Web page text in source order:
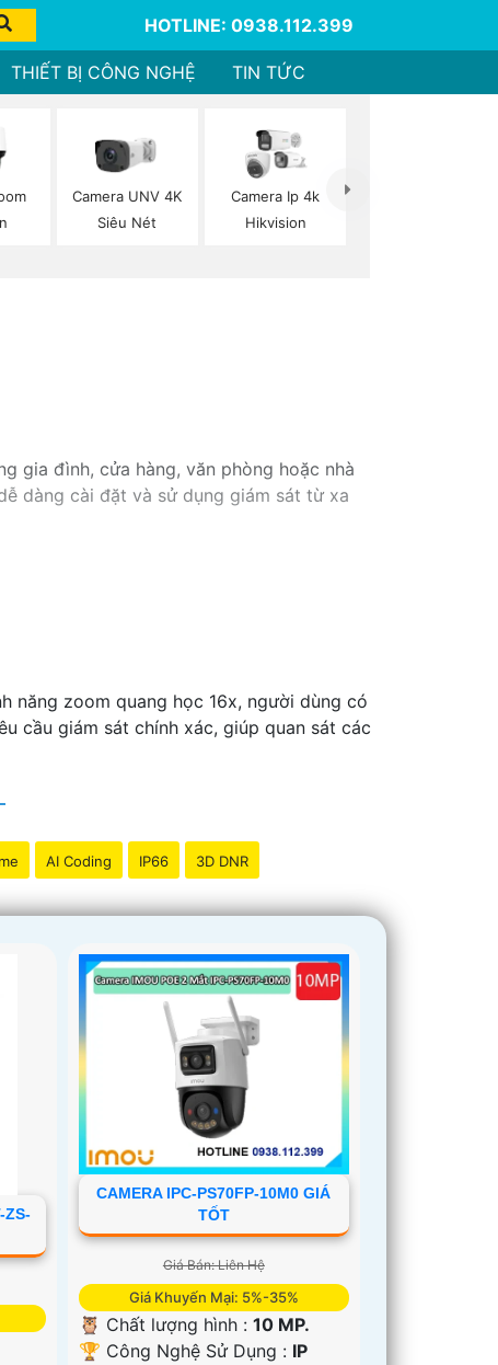
HOTLINE: 0938.112.399
THIẾT BỊ CÔNG NGHỆ TIN TỨC
Camera UNV 4K
Siêu Nét
Camera Ip 4k
Hikvision
gia đình, cửa hàng, văn phòng hoặc nhà
dàng cài đặt và sử dụng giám sát từ xa
năng zoom quang học 16x, người dùng có
cầu giám sát chính xác, giúp quan sát các
AI Coding IP66 3D DNR
ZS-
CAMERA IPC-PS70FP-10M0 GIÁ
TỐT
Giá Bán: Liên Hệ
Giá Khuyến Mại: 5%-35%
🦉 Chất lượng hình :10 MP.
🏆 Công Nghệ Sử Dụng : IP